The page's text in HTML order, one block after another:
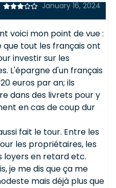
January 16, 2024
voici mon point de vue :
que tout les français ont
investir sur les
L'épargne d'un français
euros par an; ils
dans des livrets pour y
en cas de coup dur
fait le tour. Entre les
les propriétaires, les
loyers en retard etc.
je me dis que ça me
mais déjà plus que